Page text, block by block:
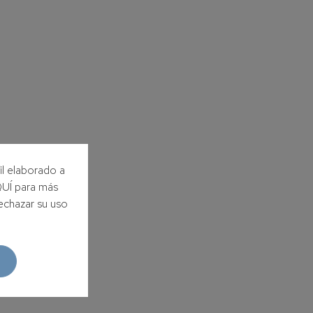
elaborado a
para más
su uso